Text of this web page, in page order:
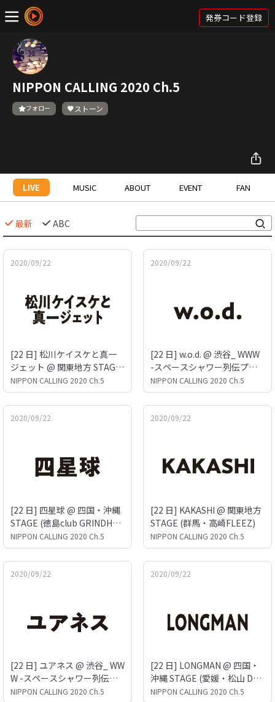
発券コード登録
NIPPON CALLING 2020 Ch.5
フォロー ストーン
LIVE MUSIC ABOUT EVENT FAN
最新 ABC
2020/09/22
[22 日] 松川ケイスケと真一
ジェット @ 関東地方 STAGE
(群馬・高崎FLEEZ)
NIPPON CALLING 2020 Ch.5
2020/09/22
[22 日] w.o.d. @ 渋谷_ WWW
-スペースシャワー列伝プロ
ジェクト-
NIPPON CALLING 2020 Ch.5
2020/09/22
[22 日] 四星球 @ 四国・沖縄
STAGE (徳島club GRINDHOU
SE)
NIPPON CALLING 2020 Ch.5
2020/09/22
[22 日] KAKASHI @ 関東地方
STAGE (群馬・高崎FLEEZ)
NIPPON CALLING 2020 Ch.5
2020/09/22
[22 日] ユアネス @ 渋谷_ WW
W -スペースシャワー列伝プ
ロジェクト-
NIPPON CALLING 2020 Ch.5
2020/09/22
[22 日] LONGMAN @ 四国・
沖縄 STAGE (愛媛・松山 Dou
ble-u.studio)
NIPPON CALLING 2020 Ch.5